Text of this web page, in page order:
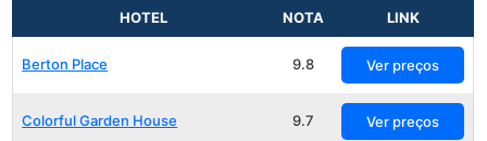
HOTEL NOTA LINK
Berton Place 9.8 Ver preços
Colorful Garden House 9.7 Ver preços